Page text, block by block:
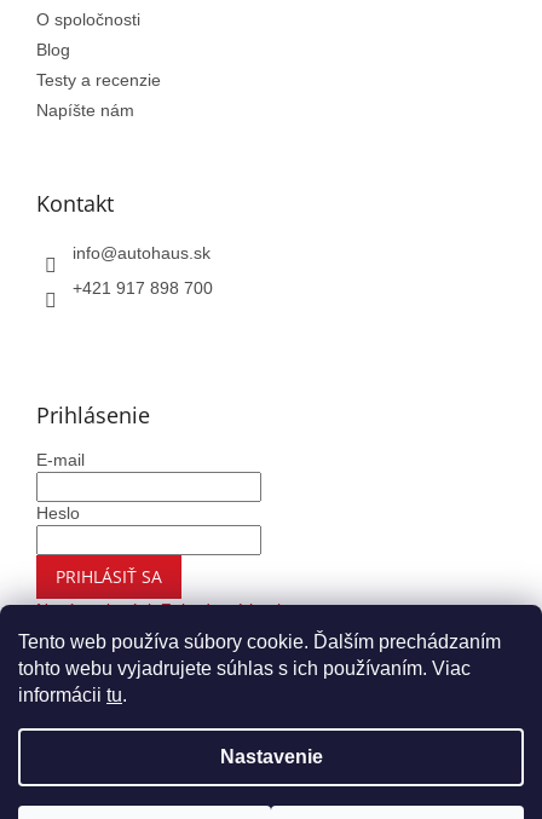
Tento web používa súbory cookie. Ďalším prechádzaním
tohto webu vyjadrujete súhlas s ich používaním. Viac
informácii tu.
Nastavenie
O spoločnosti
Blog
Testy a recenzie
Napíšte nám
Kontakt
info@autohaus.sk
+421 917 898 700
Prihlásenie
E-mail
Heslo
PRIHLÁSIŤ SA
Nová registráciaZabudnuté heslo
Copyright 2026Autohaus.sk. Všetky práva vyhradené.
Upraviť nastavenie cookies